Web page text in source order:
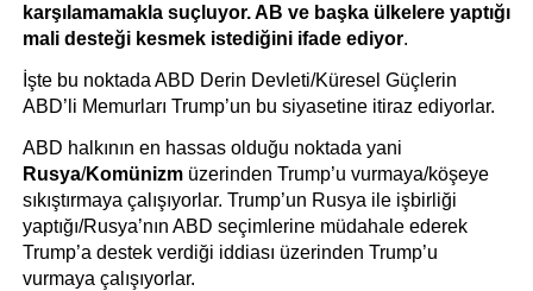
karşılamamakla suçluyor. AB ve başka ülkelere yaptığı
mali desteği kesmek istediğini ifade ediyor.
İşte bu noktada ABD Derin Devleti/Küresel Güçlerin
ABD’li Memurları Trump’un bu siyasetine itiraz ediyorlar.
Rusya/Komünizm üzerinden Trump’u vurmaya/köşeye
sıkıştırmaya çalışıyorlar. Trump’un Rusya ile işbirliği
yaptığı/Rusya’nın ABD seçimlerine müdahale ederek
Trump’a destek verdiği iddiası üzerinden Trump’u
vurmaya çalışıyorlar.